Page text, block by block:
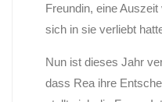
Freundin, eine
sich in sie verliebt
Nun ist dieses Jahr
dass Rea ihre